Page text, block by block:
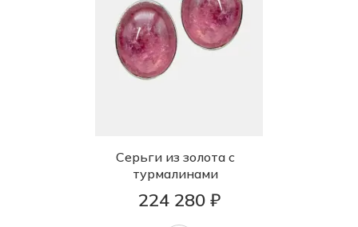
Серьги из золота с
турмалинами
224 280 ₽